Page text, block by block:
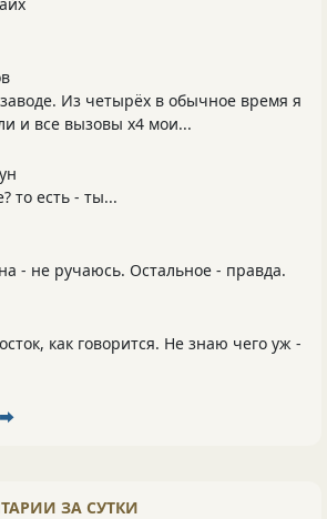
Из четырёх в обычное время я
и все вызовы х4 мои...
то есть - ты...
- не ручаюсь. Остальное - правда.
как говорится. Не знаю чего уж -
⮕
ЗА СУТКИ